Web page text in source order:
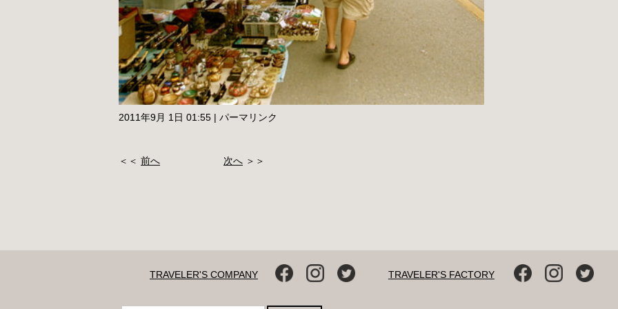
2011年9月 1日 01:55 | パーマリンク
＜＜ 前へ 次へ ＞＞
TRAVELER'S COMPANY TRAVELER'S FACTORY